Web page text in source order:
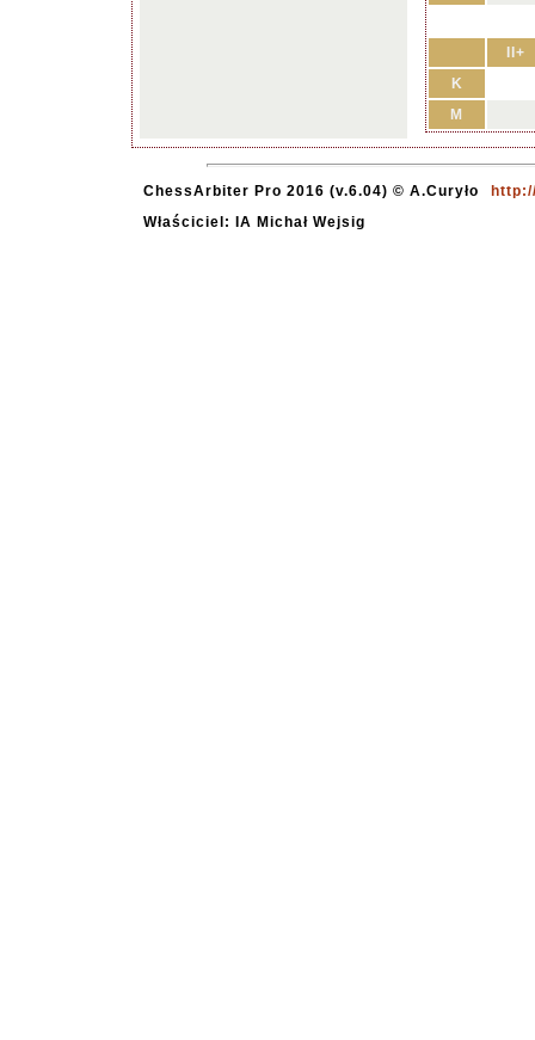
II+
K
M
ChessArbiter Pro 2016 (v.6.04) © A.Curyło
Właściciel: IA Michał Wejsig